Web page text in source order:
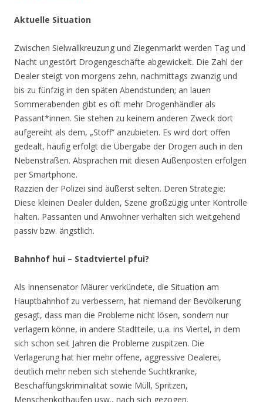
Aktuelle Situation
Zwischen Sielwallkreuzung und Ziegenmarkt werden Tag und
Nacht ungestört Drogengeschäfte abgewickelt. Die Zahl der
Dealer steigt von morgens zehn, nachmittags zwanzig und
bis zu fünfzig in den späten Abendstunden; an lauen
Sommerabenden gibt es oft mehr Drogenhändler als
Passant*innen. Sie stehen zu keinem anderen Zweck dort
aufgereiht als dem, „Stoff“ anzubieten. Es wird dort offen
gedealt, häufig erfolgt die Übergabe der Drogen auch in den
Nebenstraßen. Absprachen mit diesen Außenposten erfolgen
per Smartphone.
Razzien der Polizei sind äußerst selten. Deren Strategie:
Diese kleinen Dealer dulden, Szene großzügig unter Kontrolle
halten. Passanten und Anwohner verhalten sich weitgehend
passiv bzw. ängstlich.
Bahnhof hui – Stadtviertel pfui?
Als Innensenator Mäurer verkündete, die Situation am
Hauptbahnhof zu verbessern, hat niemand der Bevölkerung
gesagt, dass man die Probleme nicht lösen, sondern nur
verlagern könne, in andere Stadtteile, u.a. ins Viertel, in dem
sich schon seit Jahren die Probleme zuspitzen. Die
Verlagerung hat hier mehr offene, aggressive Dealerei,
deutlich mehr neben sich stehende Suchtkranke,
Beschaffungskriminalität sowie Müll, Spritzen,
Menschenkothaufen usw., nach sich gezogen.